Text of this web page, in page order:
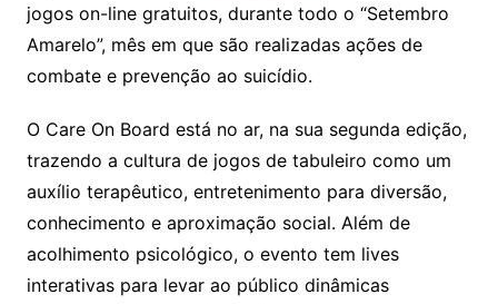
jogos on-line gratuitos, durante todo o “Setembro
Amarelo”, mês em que são realizadas ações de
combate e prevenção ao suicídio.
O Care On Board está no ar, na sua segunda edição,
trazendo a cultura de jogos de tabuleiro como um
auxílio terapêutico, entretenimento para diversão,
conhecimento e aproximação social. Além de
acolhimento psicológico, o evento tem lives
interativas para levar ao público dinâmicas